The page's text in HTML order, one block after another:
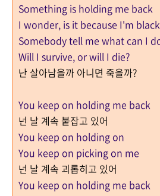
Something is holding me back
I wonder, is it because I'm
Somebody tell me what can I
Will I survive, or will I die?
난 살아남을까 아니면 죽을까?
You keep on holding me back
넌 날 계속 붙잡고 있어
You keep on holding on
You keep on picking on me
넌 날 계속 괴롭히고 있어
You keep on holding me back